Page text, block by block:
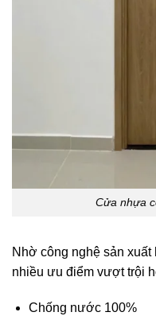
Cửa nhựa
Nhờ công nghệ sản
nhiều ưu điểm vượt trội
Chống nước 100%